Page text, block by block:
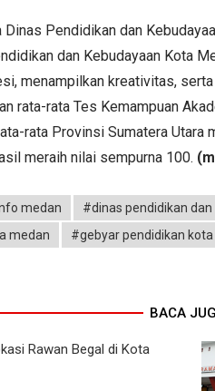
Pendidikan dan
dan Kebudayaan Kota
menampilkan kreativitas,
rata-rata Tes Kemampuan
rata Provinsi Sumatera Utara
meraih nilai sempurna 100.
medan
#dinas pendidikan
medan
#gebyar pendidikan
BACA
Rawan Begal di Kota